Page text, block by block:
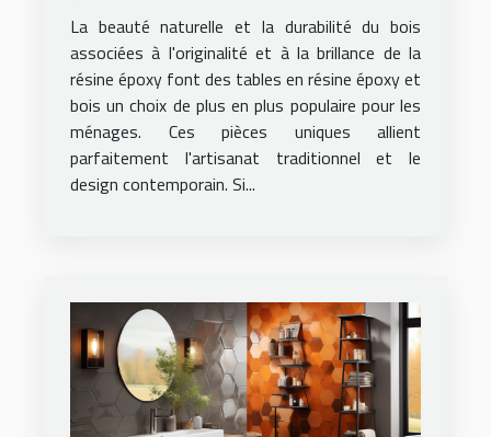
époxy et bois pour votre
logement
La beauté naturelle et la durabilité du bois
associées à l'originalité et à la brillance de la
résine époxy font des tables en résine époxy et
bois un choix de plus en plus populaire pour les
ménages. Ces pièces uniques allient
parfaitement l'artisanat traditionnel et le
design contemporain. Si...